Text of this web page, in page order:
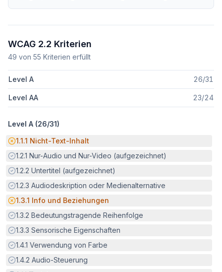
WCAG 2.2 Kriterien
49 von 55 Kriterien erfüllt
Level A 26/31
Level AA 23/24
Level A (26/31)
Potenzielle Barriere:
1.1.1 Nicht-Text-Inhalt
Erfüllt:
1.2.1 Nur-Audio und Nur-Video (aufgezeichnet)
Erfüllt:
1.2.2 Untertitel (aufgezeichnet)
Erfüllt:
1.2.3 Audiodeskription oder Medienalternative
Potenzielle Barriere:
1.3.1 Info und Beziehungen
Erfüllt:
1.3.2 Bedeutungstragende Reihenfolge
Erfüllt:
1.3.3 Sensorische Eigenschaften
Erfüllt:
1.4.1 Verwendung von Farbe
Erfüllt:
1.4.2 Audio-Steuerung